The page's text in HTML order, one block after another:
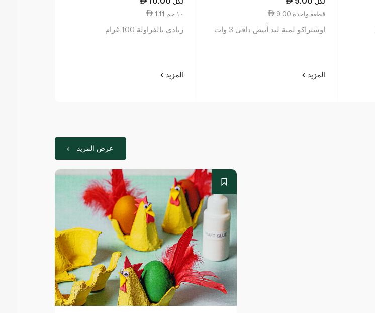
9.00 قطعة واحدة
اوشتراكو لمبة ليد أبيض دافئ 3 وات
المزيد
1.11 ١٠ جم
زبادي بالفراولة 100 غرام
المزيد
عرض المزيد